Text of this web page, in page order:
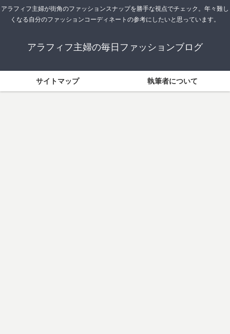
アラフィフ主婦が街角のファッションスナップを勝手な視点でチェック。年々難し
くなる自分のファッションコーディネートの参考にしたいと思っています。
アラフィフ主婦の毎日ファッションブログ
サイトマップ 執筆者について